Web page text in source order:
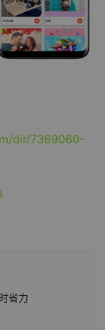
dir/7369060-
省力